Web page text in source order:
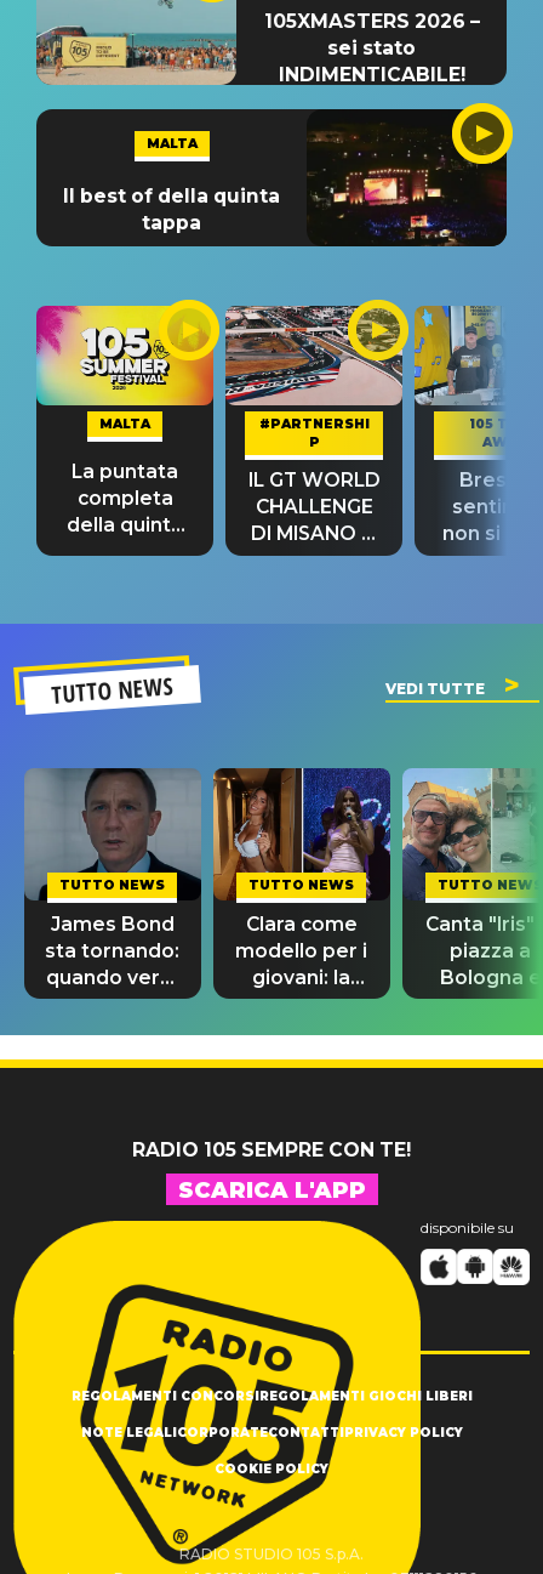
105XMASTERS 2026 –
sei stato
INDIMENTICABILE!
MALTA
Il best of della quinta
tappa
MALTA
La puntata
completa
della quinta
tappa
#PARTNERSHI
P
IL GT WORLD
CHALLENGE
DI MISANO si
riconferma
105 TAKE
AWAY
Bresh:
non si
fino alla
TUTTO NEWS VEDI TUTTE
TUTTO NEWS
James Bond
sta tornando:
quando verrà
svelato il
nuovo 007
TUTTO NEWS
Clara come
modello per i
giovani: la
dedica
dell'ex
professore
TUTTO NEWS
Canta "Iris"
piazza a
Bologna e
spunta
Antonacci
RADIO 105 SEMPRE CON TE!
SCARICA L'APP
disponibile su
REGOLAMENTI CONCORSIREGOLAMENTI GIOCHI LIBERI
NOTE LEGALICORPORATECONTATTIPRIVACY POLICY
COOKIE POLICY
RADIO STUDIO 105 S.p.A.